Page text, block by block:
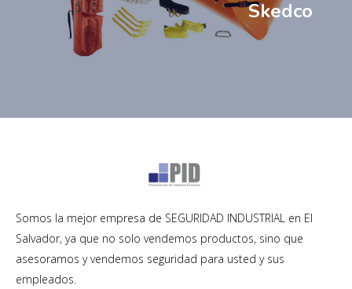
Skedco
Somos la mejor empresa de SEGURIDAD INDUSTRIAL en El
Salvador, ya que no solo vendemos productos, sino que
asesoramos y vendemos seguridad para usted y sus
empleados.